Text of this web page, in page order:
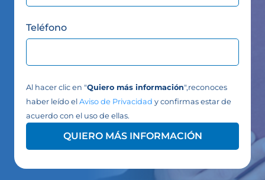
Teléfono
Al hacer clic en "Quiero más información",reconoces
haber leído el Aviso de Privacidad y confirmas estar de
acuerdo con el uso de ellas.
QUIERO MÁS INFORMACIÓN